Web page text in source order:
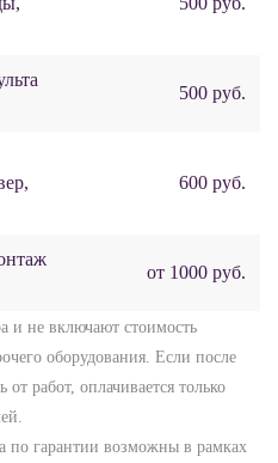
500 руб.
600 руб.
от 1000 руб.
и не включают стоимость
оборудования. Если после
от работ, оплачивается только
по гарантии возможны в рамках